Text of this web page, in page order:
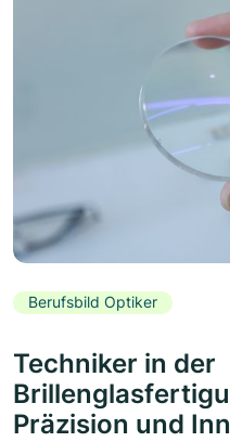
Berufsbild Optiker
Techniker in der
Präzision und